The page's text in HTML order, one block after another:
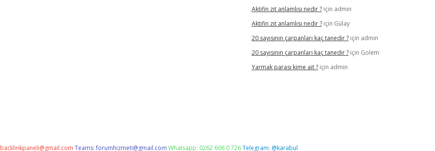
Aktifin zıt anlamlısı nedir ?için admin
Aktifin zıt anlamlısı nedir ?için Gülay
20 sayısının çarpanları kaç tanedir ?için admin
20 sayısının çarpanları kaç tanedir ?için Golem
Yarmak parası kime ait ?için admin
backlinkpaneli@gmail.com Teams:forumhizmeti@gmail.com Whatsapp: 0262 606 0 726Telegram: @karabul